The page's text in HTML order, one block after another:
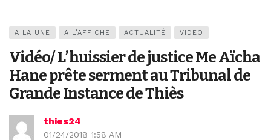
A LA UNE A L’AFFICHE ACTUALITÉ VIDEO
Vidéo/ L’huissier de justice Me Aïcha
Hane prête serment au Tribunal de
Grande Instance de Thiès
thies24
01/24/2018 1:58 AM